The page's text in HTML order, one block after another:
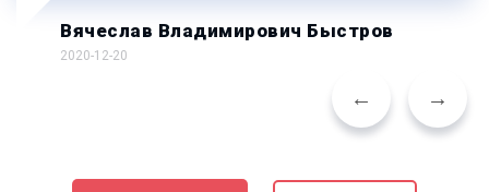
Вячеслав Владимирович Быстров
2020-12-20